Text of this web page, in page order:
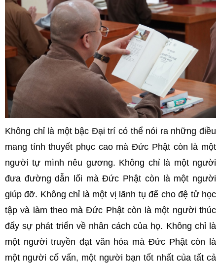
Không chỉ là một bậc Đại trí có thể nói ra những điều
mang tính thuyết phục cao mà Đức Phật còn là một
người tự mình nêu gương. Không chỉ là một người
đưa đường dẫn lối mà Đức Phật còn là một người
giúp đỡ. Không chỉ là một vị lãnh tụ để cho đệ tử học
tập và làm theo mà Đức Phật còn là một người thúc
đẩy sự phát triển về nhân cách của họ. Không chỉ là
một người truyền đạt văn hóa mà Đức Phật còn là
một người cố vấn, một người bạn tốt nhất của tất cả